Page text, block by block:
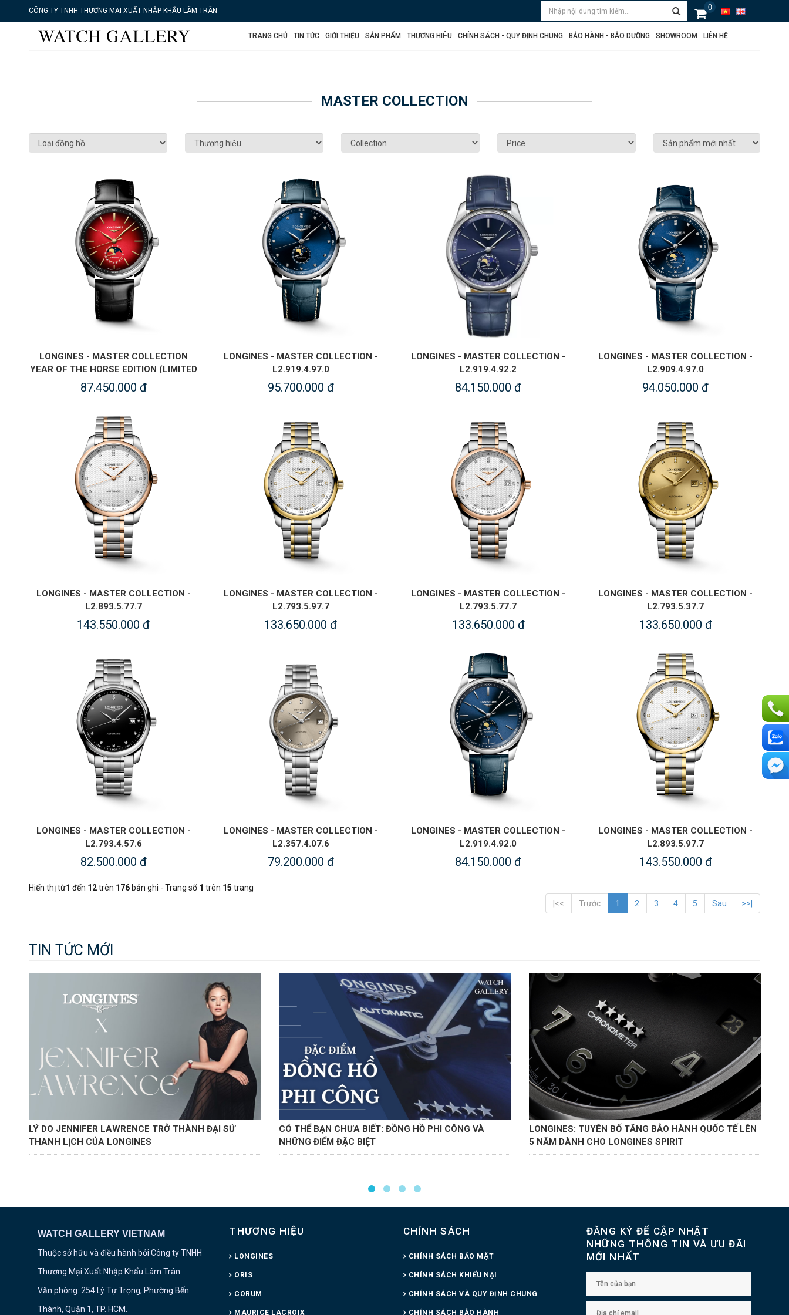
CÔNG TY TNHH THƯƠNG MẠI XUẤT NHẬP KHẨU LÂM TRÂN 0
TRANG CHỦ TIN TỨC GIỚI THIỆU SẢN PHẨM THƯƠNG HIỆU CHÍNH SÁCH - QUY ĐỊNH CHUNG BẢO HÀNH - BẢO DƯỠNG SHOWROOM LIÊN HỆ
MASTER COLLECTION
LONGINES - MASTER COLLECTION
YEAR OF THE HORSE EDITION (LIMITED
EDITION) - L2.919.4.09.2
87.450.000 đ
LONGINES - MASTER COLLECTION -
L2.919.4.97.0
95.700.000 đ
LONGINES - MASTER COLLECTION -
L2.919.4.92.2
84.150.000 đ
LONGINES - MASTER COLLECTION -
L2.909.4.97.0
94.050.000 đ
LONGINES - MASTER COLLECTION -
L2.893.5.77.7
143.550.000 đ
LONGINES - MASTER COLLECTION -
L2.793.5.97.7
133.650.000 đ
LONGINES - MASTER COLLECTION -
L2.793.5.77.7
133.650.000 đ
LONGINES - MASTER COLLECTION -
L2.793.5.37.7
133.650.000 đ
LONGINES - MASTER COLLECTION -
L2.793.4.57.6
82.500.000 đ
LONGINES - MASTER COLLECTION -
L2.357.4.07.6
79.200.000 đ
LONGINES - MASTER COLLECTION -
L2.919.4.92.0
84.150.000 đ
LONGINES - MASTER COLLECTION -
L2.893.5.97.7
143.550.000 đ
Hiển thị từ1 đến 12trên 176 bản ghi - Trang số1 trên 15 trang
|<<
Trước 1 2 3 4 5 Sau >>|
TIN TỨC MỚI
LÝ DO JENNIFER LAWRENCE TRỞ THÀNH ĐẠI SỨ
THANH LỊCH CỦA LONGINES
CÓ THỂ BẠN CHƯA BIẾT: ĐỒNG HỒ PHI CÔNG VÀ
NHỮNG ĐIỂM ĐẶC BIỆT
LONGINES: TUYÊN BỐ TĂNG BẢO HÀNH QUỐC TẾ LÊN
5 NĂM DÀNH CHO LONGINES SPIRIT
WATCH GALLERY VIETNAM
Thuộc sở hữu và điều hành bởi Công ty TNHH
Thương Mại Xuất Nhập Khẩu Lâm Trân
Văn phòng: 254 Lý Tự Trọng, Phường Bến
Thành, Quận 1, TP. HCM.
THƯƠNG HIỆU
LONGINES
ORIS
CORUM
MAURICE LACROIX
CHÍNH SÁCH
CHÍNH SÁCH BẢO MẬT
CHÍNH SÁCH KHIẾU NẠI
CHÍNH SÁCH VÀ QUY ĐỊNH CHUNG
CHÍNH SÁCH BẢO HÀNH
ĐĂNG KÝ ĐỂ CẬP NHẬT
NHỮNG THÔNG TIN VÀ ƯU ĐÃI
MỚI NHẤT